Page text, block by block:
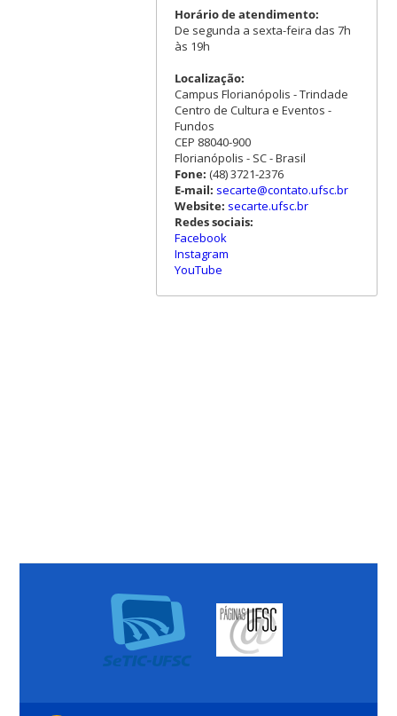
Horário de atendimento:
De segunda a sexta-feira das 7h
às 19h
Localização:
Campus Florianópolis - Trindade
Centro de Cultura e Eventos -
Fundos
CEP 88040-900
Florianópolis - SC - Brasil
Fone: (48) 3721-2376
E-mail: secarte@contato.ufsc.br
Website: secarte.ufsc.br
Redes sociais:
Facebook
Instagram
YouTube